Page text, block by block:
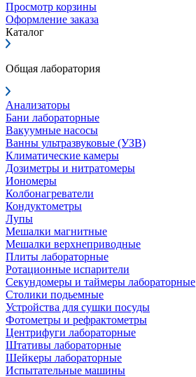
Просмотр корзины
Оформление заказа
Каталог
Общая лаборатория
Анализаторы
Бани лабораторные
Вакуумные насосы
Ванны ультразвуковые (УЗВ)
Климатические камеры
Дозиметры и нитратомеры
Иономеры
Колбонагреватели
Кондуктометры
Лупы
Мешалки магнитные
Мешалки верхнеприводные
Плиты лабораторные
Ротационные испарители
Секундомеры и таймеры лабораторные
Столики подьемные
Устройства для сушки посуды
Фотометры и рефрактометры
Центрифуги лабораторные
Штативы лабораторные
Шейкеры лабораторные
Испытательные машины